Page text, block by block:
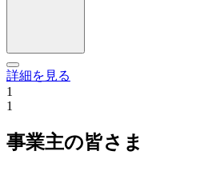
詳細を見る
1
1
事業主の皆さま